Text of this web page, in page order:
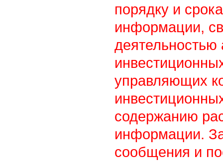
порядку и
информации,
управляющих
содержанию
информации.
сообщения и